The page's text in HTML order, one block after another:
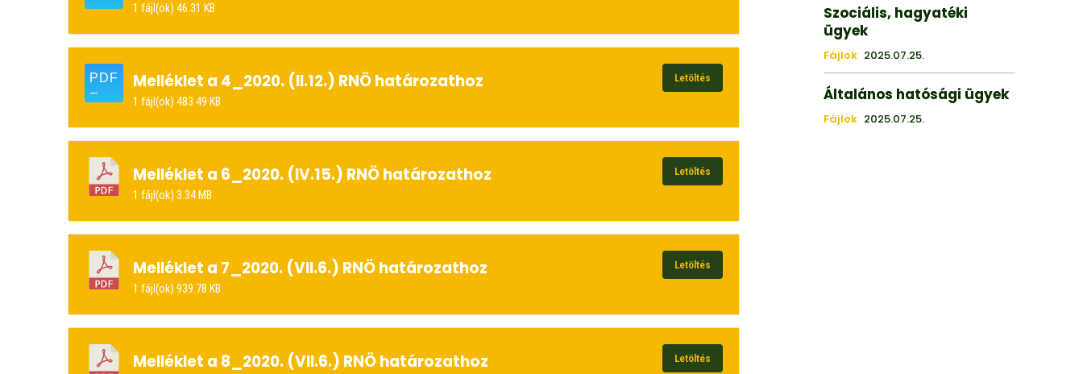
1 fájl(ok) 46.31 KB
Melléklet a 4_2020. (II.12.) RNÖ határozathoz
1 fájl(ok) 483.49 KB
Letöltés
Melléklet a 6_2020. (IV.15.) RNÖ határozathoz
1 fájl(ok) 3.34 MB
Letöltés
Melléklet a 7_2020. (VII.6.) RNÖ határozathoz
1 fájl(ok) 939.78 KB
Letöltés
Melléklet a 8_2020. (VII.6.) RNÖ határozathoz Letöltés
Szociális, hagyatéki
ügyek
Fájlok 2025.07.25.
Általános hatósági ügyek
Fájlok 2025.07.25.